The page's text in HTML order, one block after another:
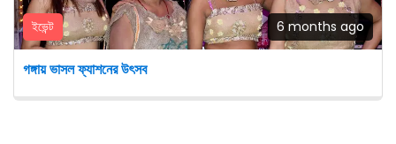
ইভেন্ট 6 months ago
গঙ্গায় ভাসল ফ্যাশনের উৎসব